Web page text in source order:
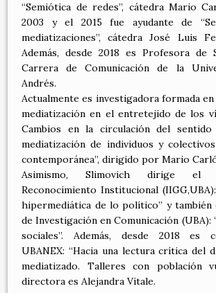
“Semiótica de redes”, cátedra Mario
2003 y el 2015 fue ayudante de
mediatizaciones”, cátedra José Luis
Además, desde 2018 es Profesora de
Carrera de Comunicación de la
Andrés.
Actualmente es investigadora formada
mediatización en el entretejido de los
Cambios en la circulación del
mediatización de individuos y
contemporánea”, dirigido por Mario
Asimismo, Slimovich dirige el
Reconocimiento Institucional
hipermediática de lo político” y
de Investigación en Comunicación (UBA):
sociales”. Además, desde 2018 es
UBANEX: “Hacia una lectura crítica del
mediatizado. Talleres con población
directora es Alejandra Vitale.